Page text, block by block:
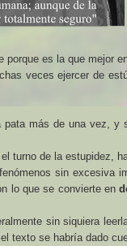
es la que mejor
veces ejercer de
más de una vez, y
turno de la estupidez,
sin excesiva
lo que se convierte en
sin siquiera
texto se habría dado